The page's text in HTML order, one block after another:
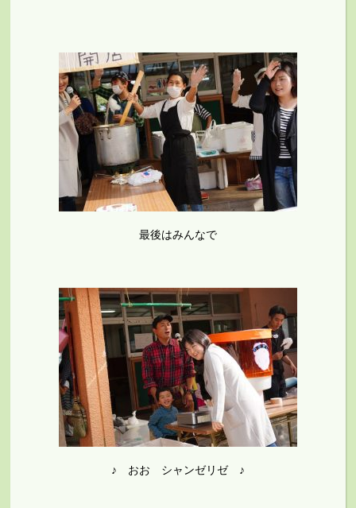
最後はみんなで
♪ おお シャンゼリゼ ♪